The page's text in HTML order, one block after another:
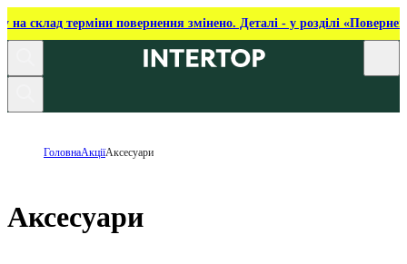
на склад терміни повернення змінено. Деталі - у розділі
ГоловнаАкціїАксесуари
Аксесуари